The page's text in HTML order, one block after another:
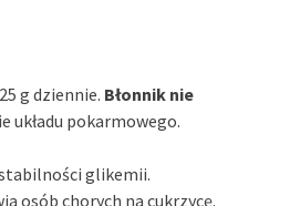
g dziennie. Błonnik nie
układu pokarmowego.
glikemii.
osób chorych na cukrzycę.